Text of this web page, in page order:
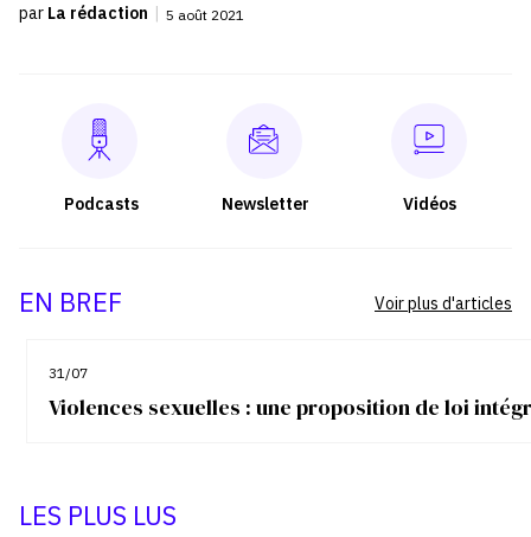
par La rédaction | 5 août 2021
Podcasts Newsletter Vidéos
EN BREF
31/07
Violences sexuelles : une proposition de loi
Voir plus d'articles
LES PLUS LUS